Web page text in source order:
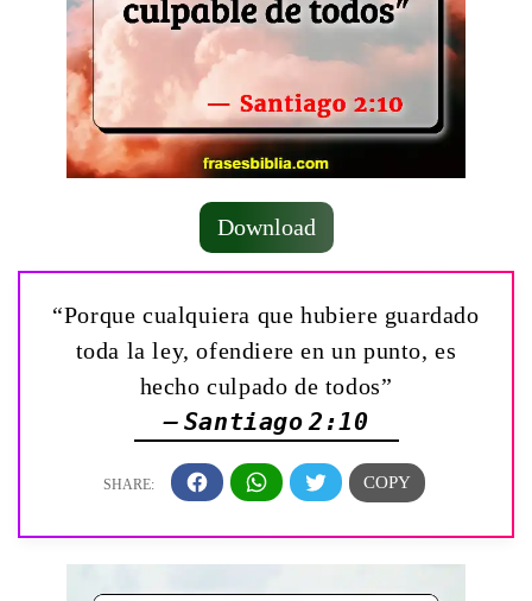
Download
“Porque cualquiera que hubiere guardado
toda la ley, ofendiere en un punto, es
hecho culpado de todos”
— Santiago 2:10